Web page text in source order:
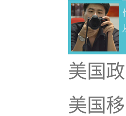
美国
美国